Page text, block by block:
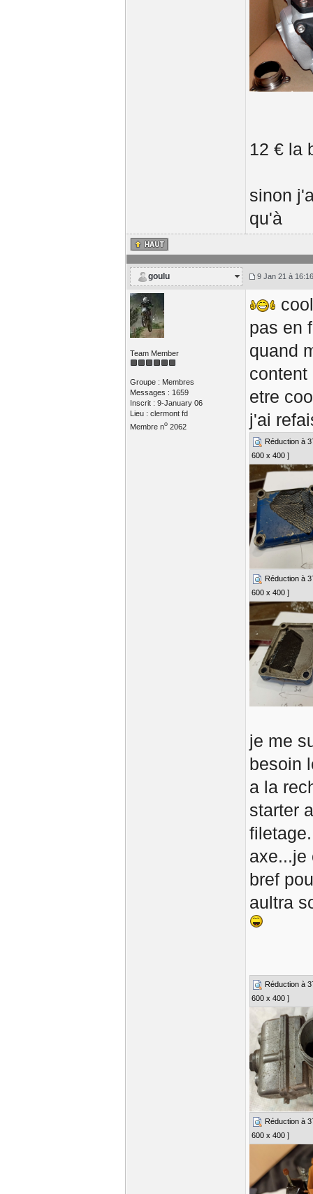
12 € la
sinon
qu'à
goulu 9 Jan 21 à 16:16
Team Member
Groupe : Membres
Messages : 1659
Inscrit : 9-January 06
Lieu : clermont fd
Membre no2062
pas en
quand
content
etre
j'ai
Réduction à
600 x 400 ]
Réduction à
600 x 400 ]
je me
besoin
a la
starter
bref
aultra
Réduction à
600 x 400 ]
Réduction à
600 x 400 ]